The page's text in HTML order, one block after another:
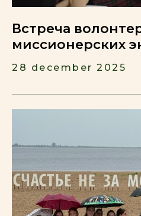
Встреча
миссионерских
28 december 2025